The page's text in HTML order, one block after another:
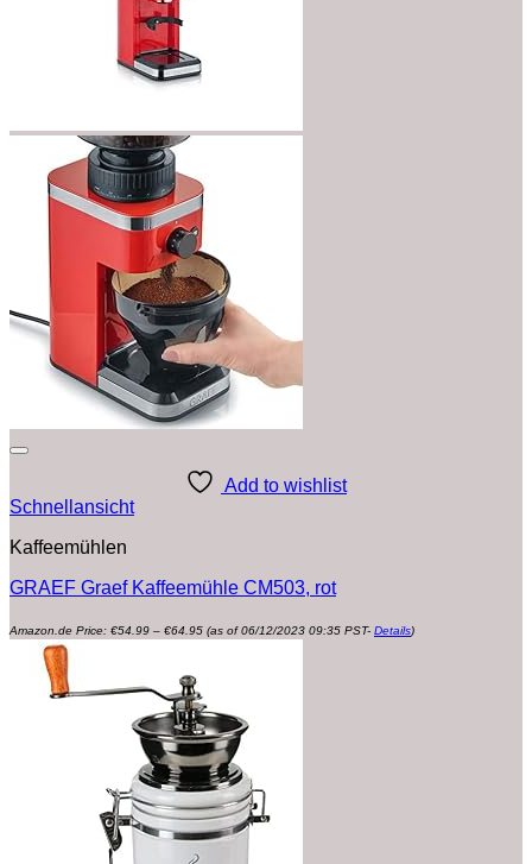
Add to wishlist
Schnellansicht
Kaffeemühlen
GRAEF Graef Kaffeemühle CM503, rot
Amazon.de Price: €54.99 – €64.95
Preisspanne:
€54.99
(as of 06/12/2023 09:35 PST- Details)